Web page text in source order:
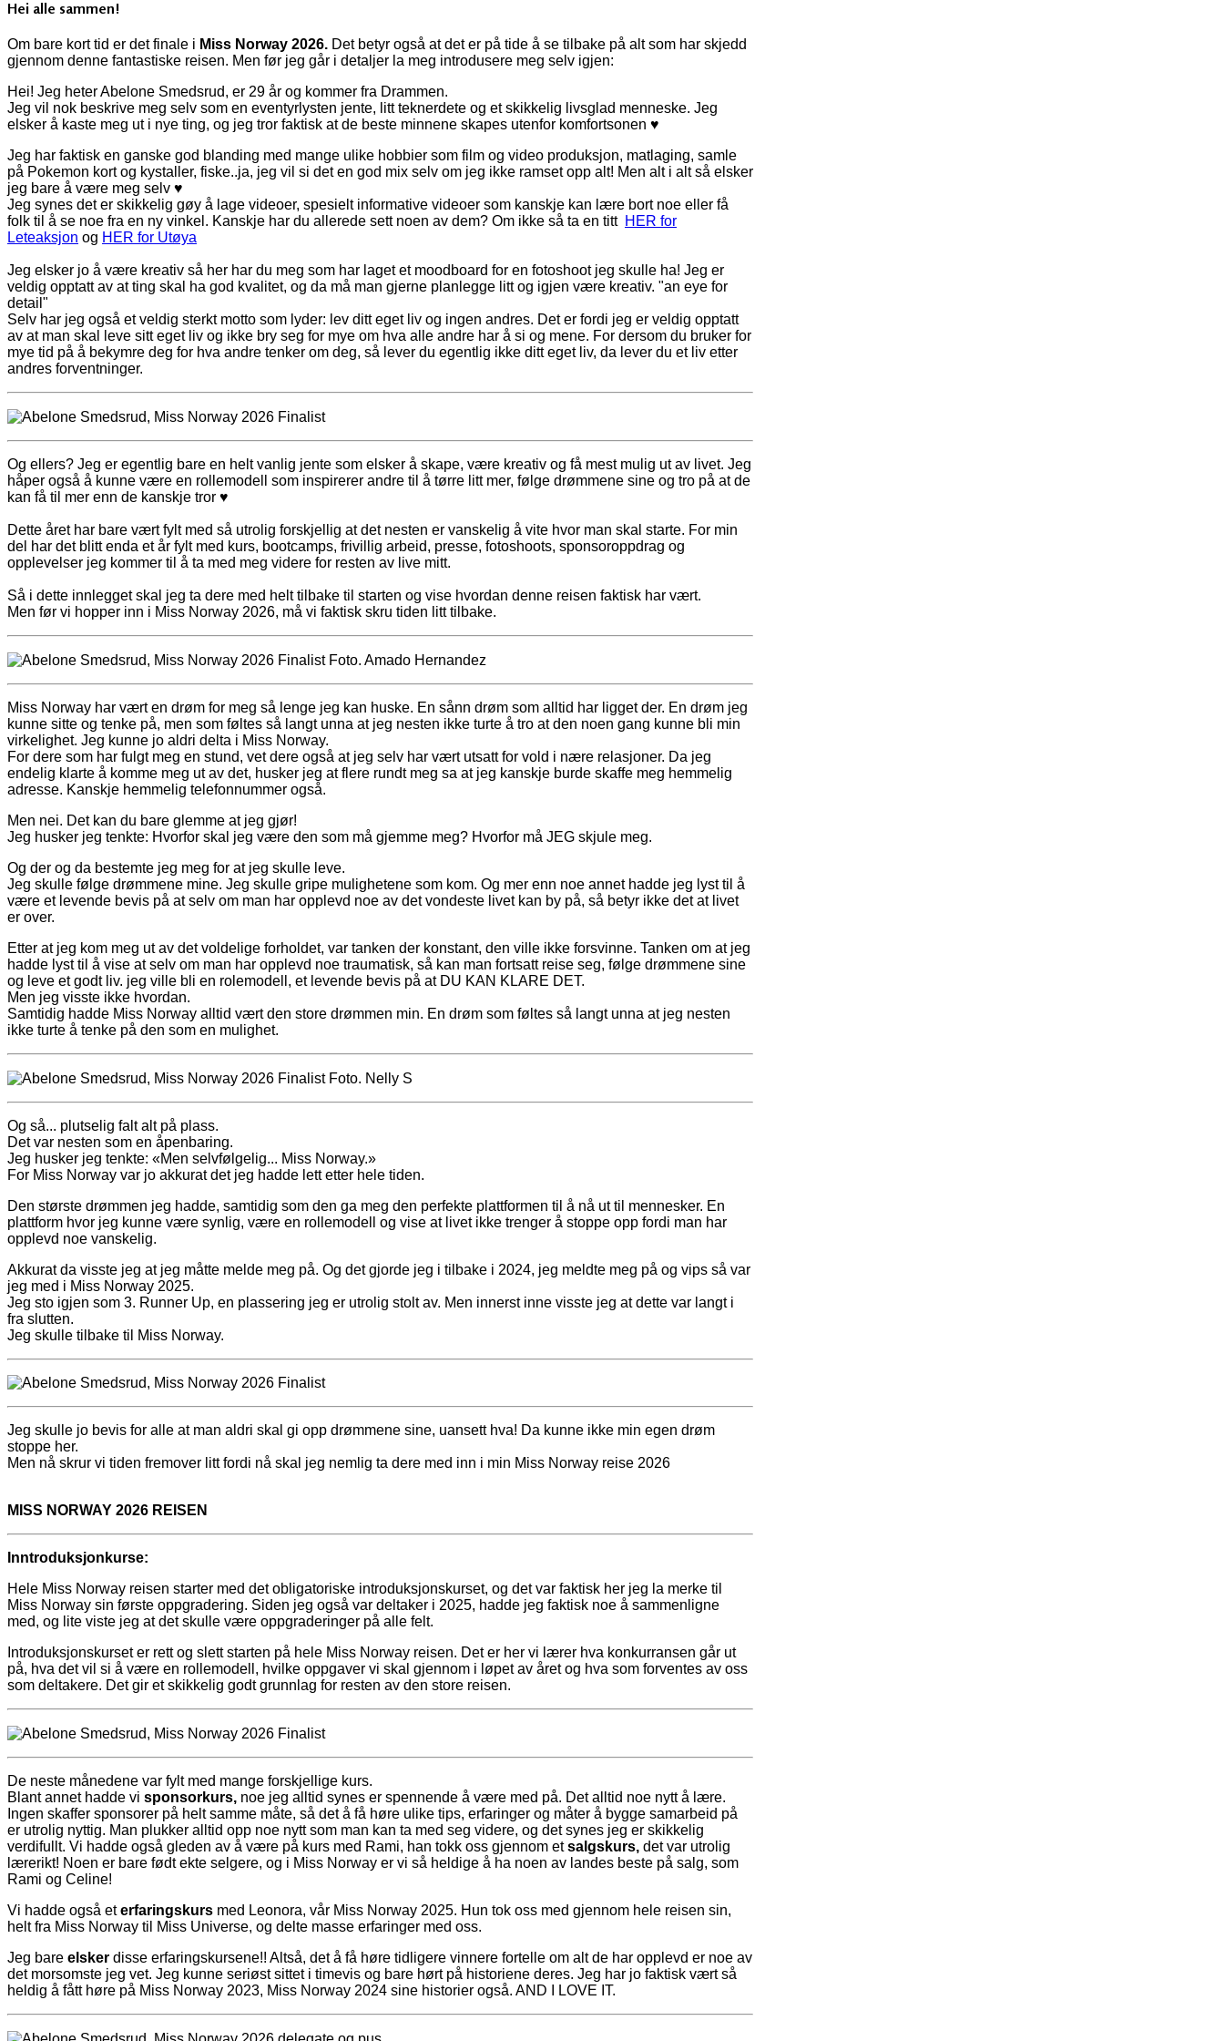
Hei alle sammen!
Om bare kort tid er det finale i Miss Norway 2026. Det betyr også at det er på tide å se tilbake på alt som har skjedd
gjennom denne fantastiske reisen. Men før jeg går i detaljer la meg introdusere meg selv igjen:
Hei! Jeg heter Abelone Smedsrud, er 29 år og kommer fra Drammen.
Jeg vil nok beskrive meg selv som en eventyrlysten jente, litt teknerdete og et skikkelig livsglad menneske. Jeg
elsker å kaste meg ut i nye ting, og jeg tror faktisk at de beste minnene skapes utenfor komfortsonen ♥
Jeg har faktisk en ganske god blanding med mange ulike hobbier som film og video produksjon, matlaging, samle
på Pokemon kort og kystaller, fiske..ja, jeg vil si det en god mix selv om jeg ikke ramset opp alt! Men alt i alt så elsker
jeg bare å være meg selv ♥
Jeg synes det er skikkelig gøy å lage videoer, spesielt informative videoer som kanskje kan lære bort noe eller få
folk til å se noe fra en ny vinkel. Kanskje har du allerede sett noen av dem? Om ikke så ta en titt HER for
Leteaksjon og HER for Utøya
Jeg elsker jo å være kreativ så her har du meg som har laget et moodboard for en fotoshoot jeg skulle ha! Jeg er
veldig opptatt av at ting skal ha god kvalitet, og da må man gjerne planlegge litt og igjen være kreativ. "an eye for
detail"
Selv har jeg også et veldig sterkt motto som lyder: lev ditt eget liv og ingen andres. Det er fordi jeg er veldig opptatt
av at man skal leve sitt eget liv og ikke bry seg for mye om hva alle andre har å si og mene. For dersom du bruker for
mye tid på å bekymre deg for hva andre tenker om deg, så lever du egentlig ikke ditt eget liv, da lever du et liv etter
andres forventninger.
Og ellers? Jeg er egentlig bare en helt vanlig jente som elsker å skape, være kreativ og få mest mulig ut av livet. Jeg
håper også å kunne være en rollemodell som inspirerer andre til å tørre litt mer, følge drømmene sine og tro på at de
kan få til mer enn de kanskje tror ♥
Dette året har bare vært fylt med så utrolig forskjellig at det nesten er vanskelig å vite hvor man skal starte. For min
del har det blitt enda et år fylt med kurs, bootcamps, frivillig arbeid, presse, fotoshoots, sponsoroppdrag og
opplevelser jeg kommer til å ta med meg videre for resten av live mitt.
Så i dette innlegget skal jeg ta dere med helt tilbake til starten og vise hvordan denne reisen faktisk har vært.
Men før vi hopper inn i Miss Norway 2026, må vi faktisk skru tiden litt tilbake.
Miss Norway har vært en drøm for meg så lenge jeg kan huske. En sånn drøm som alltid har ligget der. En drøm jeg
kunne sitte og tenke på, men som føltes så langt unna at jeg nesten ikke turte å tro at den noen gang kunne bli min
virkelighet. Jeg kunne jo aldri delta i Miss Norway.
For dere som har fulgt meg en stund, vet dere også at jeg selv har vært utsatt for vold i nære relasjoner. Da jeg
endelig klarte å komme meg ut av det, husker jeg at flere rundt meg sa at jeg kanskje burde skaffe meg hemmelig
adresse. Kanskje hemmelig telefonnummer også.
Men nei. Det kan du bare glemme at jeg gjør!
Jeg husker jeg tenkte: Hvorfor skal jeg være den som må gjemme meg? Hvorfor må JEG skjule meg.
Og der og da bestemte jeg meg for at jeg skulle leve.
Jeg skulle følge drømmene mine. Jeg skulle gripe mulighetene som kom. Og mer enn noe annet hadde jeg lyst til å
være et levende bevis på at selv om man har opplevd noe av det vondeste livet kan by på, så betyr ikke det at livet
er over.
Etter at jeg kom meg ut av det voldelige forholdet, var tanken der konstant, den ville ikke forsvinne. Tanken om at jeg
hadde lyst til å vise at selv om man har opplevd noe traumatisk, så kan man fortsatt reise seg, følge drømmene sine
og leve et godt liv. jeg ville bli en rolemodell, et levende bevis på at DU KAN KLARE DET.
Men jeg visste ikke hvordan.
Samtidig hadde Miss Norway alltid vært den store drømmen min. En drøm som føltes så langt unna at jeg nesten
ikke turte å tenke på den som en mulighet.
Og så... plutselig falt alt på plass.
Det var nesten som en åpenbaring.
Jeg husker jeg tenkte: «Men selvfølgelig... Miss Norway.»
For Miss Norway var jo akkurat det jeg hadde lett etter hele tiden.
Den største drømmen jeg hadde, samtidig som den ga meg den perfekte plattformen til å nå ut til mennesker. En
plattform hvor jeg kunne være synlig, være en rollemodell og vise at livet ikke trenger å stoppe opp fordi man har
opplevd noe vanskelig.
Akkurat da visste jeg at jeg måtte melde meg på. Og det gjorde jeg i tilbake i 2024, jeg meldte meg på og vips så var
jeg med i Miss Norway 2025.
Jeg sto igjen som 3. Runner Up, en plassering jeg er utrolig stolt av. Men innerst inne visste jeg at dette var langt i
fra slutten.
Jeg skulle tilbake til Miss Norway.
Jeg skulle jo bevis for alle at man aldri skal gi opp drømmene sine, uansett hva! Da kunne ikke min egen drøm
stoppe her.
Men nå skrur vi tiden fremover litt fordi nå skal jeg nemlig ta dere med inn i min Miss Norway reise 2026
MISS NORWAY 2026 REISEN
Inntroduksjonkurse:
Hele Miss Norway reisen starter med det obligatoriske introduksjonskurset, og det var faktisk her jeg la merke til
Miss Norway sin første oppgradering. Siden jeg også var deltaker i 2025, hadde jeg faktisk noe å sammenligne
med, og lite viste jeg at det skulle være oppgraderinger på alle felt.
Introduksjonskurset er rett og slett starten på hele Miss Norway reisen. Det er her vi lærer hva konkurransen går ut
på, hva det vil si å være en rollemodell, hvilke oppgaver vi skal gjennom i løpet av året og hva som forventes av oss
som deltakere. Det gir et skikkelig godt grunnlag for resten av den store reisen.
De neste månedene var fylt med mange forskjellige kurs.
Blant annet hadde vi sponsorkurs, noe jeg alltid synes er spennende å være med på. Det alltid noe nytt å lære.
Ingen skaffer sponsorer på helt samme måte, så det å få høre ulike tips, erfaringer og måter å bygge samarbeid på
er utrolig nyttig. Man plukker alltid opp noe nytt som man kan ta med seg videre, og det synes jeg er skikkelig
verdifullt. Vi hadde også gleden av å være på kurs med Rami, han tokk oss gjennom etsalgskurs, det var utrolig
lærerikt! Noen er bare født ekte selgere, og i Miss Norway er vi så heldige å ha noen av landes beste på salg, som
Rami og Celine!
Vi hadde også eterfaringskurs med Leonora, vår Miss Norway 2025. Hun tok oss med gjennom hele reisen sin,
helt fra Miss Norway til Miss Universe, og delte masse erfaringer med oss.
Jeg bare elsker disse erfaringskursene!! Altså, det å få høre tidligere vinnere fortelle om alt de har opplevd er noe av
det morsomste jeg vet. Jeg kunne seriøst sittet i timevis og bare hørt på historiene deres. Jeg har jo faktisk vært så
heldig å fått høre på Miss Norway 2023, Miss Norway 2024 sine historier også. AND I LOVE IT.